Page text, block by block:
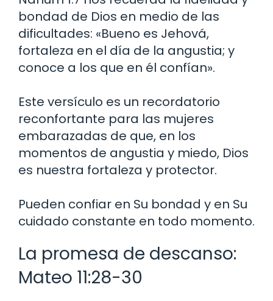
bondad de Dios en medio de las
dificultades: «Bueno es Jehová,
fortaleza en el día de la angustia; y
conoce a los que en él confían».
Este versículo es un recordatorio
reconfortante para las mujeres
embarazadas de que, en los
momentos de angustia y miedo, Dios
es nuestra fortaleza y protector.
Pueden confiar en Su bondad y en Su
cuidado constante en todo momento.
La promesa de descanso:
Mateo 11:28-30